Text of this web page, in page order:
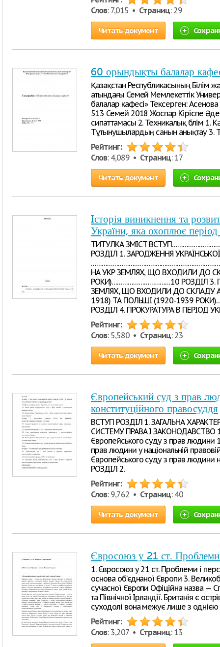
Слов: 7,015 • Страниц: 29
Читать документ
60 орындықты балалар
Қазақстан Республикасының Білім
атындағы Семей Мемлекеттік
балалар кафесі» Тексерген:
513 Семей 2018 Жоспар Кіріспе
сипаттамасы 2. Техникалық бөлім 1.
Тұтынушылардың санын анықтау 3.
Рейтинг:
Слов: 4,089 • Страниц: 17
Читать документ
Iсторія виникнення та
України, яка охоплює
ТИТУЛКА ЗМІСТ
РОЗДІЛ 1. ЗАРОДЖЕННЯ УКРАЇНСЬКОЇ
НА УКР ЗЕМЛЯХ, ЩО ВХОДИЛИ ДО
РОКИ)……………………………10 РОЗДІЛ 3.
ЗЕМЛЯХ, ЩО ВХОДИЛИ ДО СКЛАДУ
1918) ТА ПОЛЬЩІ (1920-1939
РОЗДІЛ 4. ПРОКУРАТУРА В ПЕРІОД
Рейтинг:
Слов: 5,580 • Страниц: 23
Читать документ
Європейський суд з прав
конституційного правосуддя
ВСТУП РОЗДІЛ 1. ЗАГАЛЬНА
СИСТЕМУ ПРАВА І ЗАКОНОДАВСТВО
Європейського суду з прав людини
прав людини у національній
Європейського суду з прав людини
РОЗДІЛ 2.
Рейтинг:
Слов: 9,762 • Страниц: 40
Читать документ
Євросоюз у 21 ст. Проблеми
1. Євросоюз у 21 ст. Проблеми і
основа об’єднаної Європи 3.
сучасної Європи Офіційна назва —
та Північної Ірландії. Британія є
суходолі вона межує лише з
Рейтинг:
Слов: 3,207 • Страниц: 13